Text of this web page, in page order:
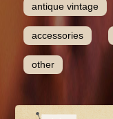
antique vintage
accessories
other